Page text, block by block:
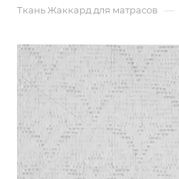
Ткань Жаккард для матрасов —
1318 белый
Жаккардовое полотно - это
производителей матрасов
Подробности
Заказать